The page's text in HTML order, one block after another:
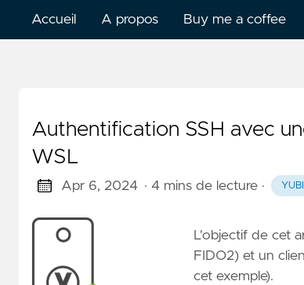
Accueil A propos Buy me a coffee
Authentification SSH avec
WSL
Apr 6, 2024 · 4 mins de lecture·
L'objectif de cet
FIDO2) et un
cet exemple).